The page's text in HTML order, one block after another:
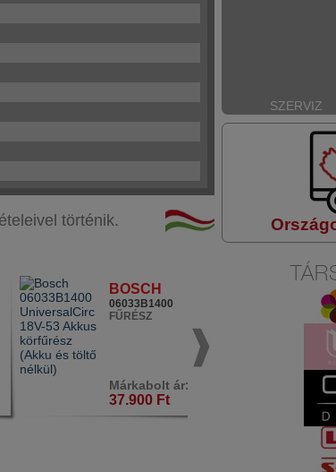
történik.
BOSCH
06033B1400
FŰRÉSZ
Márkabolt ár:
37.900 Ft
SZERVIZ